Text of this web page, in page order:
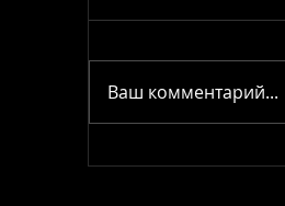
Ваш комментарий...